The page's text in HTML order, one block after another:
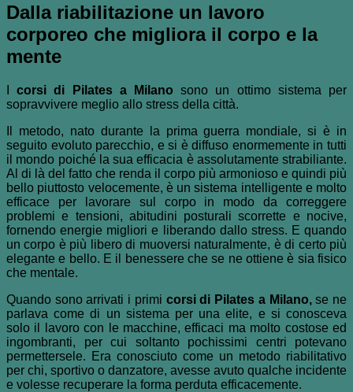
Dalla riabilitazione un lavoro
corporeo che migliora il corpo e la
mente
Icorsi di Pilates a Milanosono un ottimo sistema per
sopravvivere meglio allo stress della città.
Il metodo, nato durante la prima guerra mondiale, si è in
seguito evoluto parecchio, e si è diffuso enormemente in tutti
il mondo poiché la sua efficacia è assolutamente strabiliante.
Al di là del fatto che renda il corpo più armonioso e quindi più
bello piuttosto velocemente, è un sistema intelligente e molto
efficace per lavorare sul corpo in modo da correggere
problemi e tensioni, abitudini posturali scorrette e nocive,
fornendo energie migliori e liberando dallo stress. E quando
un corpo è più libero di muoversi naturalmente, è di certo più
elegante e bello. E il benessere che se ne ottiene è sia fisico
che mentale.
Quando sono arrivati i primi corsi di Pilates a Milano,se ne
parlava come di un sistema per una elite, e si conosceva
solo il lavoro con le macchine, efficaci ma molto costose ed
ingombranti, per cui soltanto pochissimi centri potevano
permettersele. Era conosciuto come un metodo riabilitativo
per chi, sportivo o danzatore, avesse avuto qualche incidente
e volesse recuperare la forma perduta efficacemente.